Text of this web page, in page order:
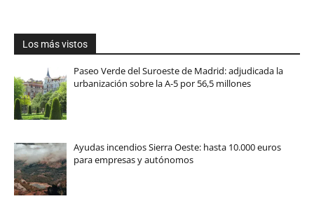
Los más vistos
Paseo Verde del Suroeste de Madrid: adjudicada la
urbanización sobre la A-5 por 56,5 millones
Ayudas incendios Sierra Oeste: hasta 10.000 euros
para empresas y autónomos